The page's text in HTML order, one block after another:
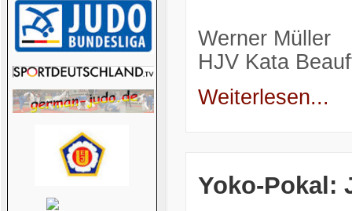
Werner Müller
HJV Kata
Weiterlesen...
Yoko-Pokal: